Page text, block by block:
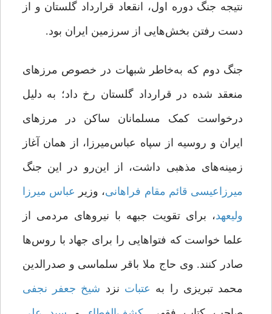
نتیجه‌‌‌‌‌‌‌‌‌‌‌‌‌‌ جنگ‌‌‌‌‌‌‌‌‌‌‌‌‌‌ دوره اول، انقعاد قرارداد گلستان و از
دست رفتن بخش‌‌‌‌‌‌‌‌‌‌‌‌‌‌هایی از سرزمین ایران بود.
جنگ دوم که به‌خاطر شبهات در خصوص مرزهای
منعقد شده در قرارداد گلستان رخ داد؛‌‌‌‌‌‌‌‌‌ به دلیل
درخواست کمک مسلمانان ساکن در مرزهای
ایران و روسیه از سپاه عباس‌میرزا، از همان آغاز
زمینه‌های مذهبی داشت، از این‌رو در این جنگ
میرزاعیسی قائم مقام فراهانی، وزیر عباس میرزا
ولیعهد، برای تقویت جبهه با نیروهای مردمی از
علما خواست که فتوا‌هایی را برای جهاد با روس‌ها
صادر کنند. وی حاج ملا باقر سلماسی و صدرالدین
محمد تبریزی را به عتبات نزد شیخ جعفر
نجفی